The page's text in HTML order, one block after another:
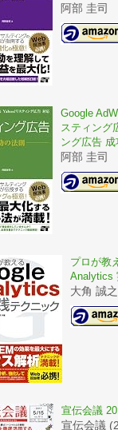
阿部 圭司
Google
スティング
ング広告 成
阿部 圭司
プロが教
Analytics
大角 誠
宣伝会議
宣伝会議